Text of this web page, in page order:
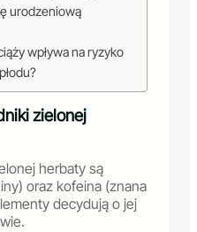
urodzeniową
wpływa na ryzyko
zielonej
herbaty są
oraz kofeina (znana
decydują o jej